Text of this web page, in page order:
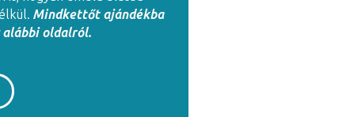
Mindkettőt ajándékba
oldalról.